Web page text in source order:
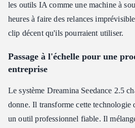
les outils IA comme une machine à
heures à faire des relances
clip décent qu'ils pourraient utiliser.
Passage à l'échelle pour une
entreprise
Le système Dreamina Seedance 2.5
donne. Il transforme cette technologie
un outil professionnel fiable. Il